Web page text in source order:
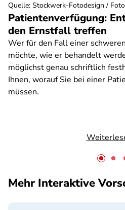
Patientenverfügung:
den Ernstfall treffen
Wer für den Fall einer
möchte, wie er behandelt
möglichst genau schriftlich
Ihnen, worauf Sie bei einer
müssen.
Quelle: Stockwerk-Fotodesign /
Mehr Interaktive